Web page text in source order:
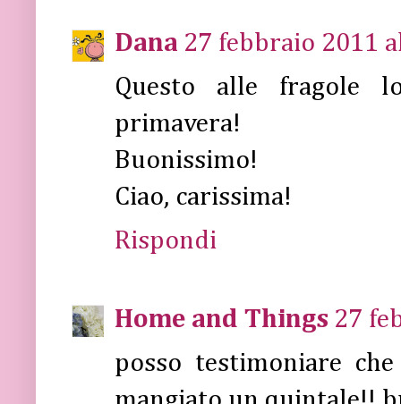
Dana 27 febbraio 2011
Questo alle fragole
primavera!
Buonissimo!
Ciao, carissima!
Rispondi
Home and Things 27
posso testimoniare